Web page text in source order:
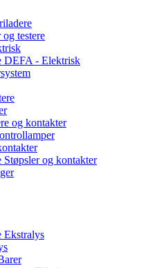
testere
DEFA - Elektrisk
og kontakter
Støpsler og kontakter
Ekstralys